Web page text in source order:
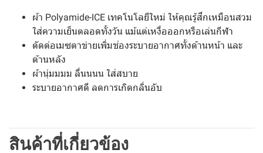
ผ้า Polyamide-ICE เทคโนโลยีใหม่ ให้คุณรู้สึกเหมือนสวม
ใส่ความเย็นตลอดทั้งวัน แม้แต่เหงื่อออกหรือเล่นกีฬา
ตัดต่อเมซตาข่ายเพิ่มช่องระบายอากาศทั้งด้านหน้า และ
ด้านหลัง
ผ้านุ่มมมม ลื่นนนน ใส่สบาย
ระบายอากาศดี ลดการเกิดกลิ่นอับ
สินค้าที่เกี่ยวข้อง